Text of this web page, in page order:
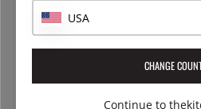
USA
CHANGE
Continue to